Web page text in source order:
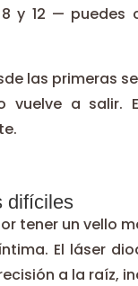
y 12 —
las primeras
a salir.
difíciles
tener un vello
El láser
a la raíz,